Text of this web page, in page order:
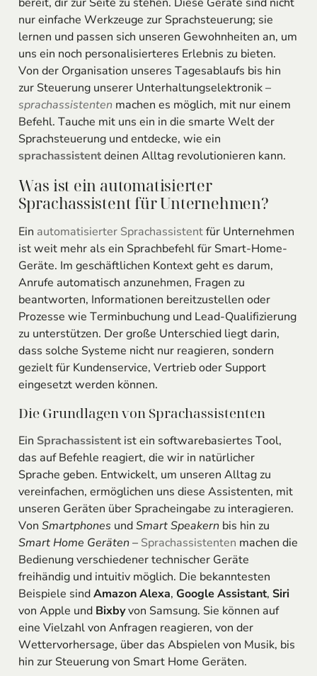
bereit, dir zur Seite zu stehen. Diese Geräte sind nicht
nur einfache Werkzeuge zur Sprachsteuerung; sie
lernen und passen sich unseren Gewohnheiten an, um
uns ein noch personalisierteres Erlebnis zu bieten.
Von der Organisation unseres Tagesablaufs bis hin
zur Steuerung unserer Unterhaltungselektronik –
sprachassistenten machen es möglich, mit nur einem
Befehl. Tauche mit uns ein in die smarte Welt der
Sprachsteuerung und entdecke, wie ein
sprachassistentdeinen Alltag revolutionieren kann.
Was ist ein automatisierter
Sprachassistent für Unternehmen?
Ein automatisierter Sprachassistentfür Unternehmen
ist weit mehr als ein Sprachbefehl für Smart-Home-
Geräte. Im geschäftlichen Kontext geht es darum,
Anrufe automatisch anzunehmen, Fragen zu
beantworten, Informationen bereitzustellen oder
Prozesse wie Terminbuchung und Lead-Qualifizierung
zu unterstützen. Der große Unterschied liegt darin,
dass solche Systeme nicht nur reagieren, sondern
gezielt für Kundenservice, Vertrieb oder Support
eingesetzt werden können.
Die Grundlagen von Sprachassistenten
Ein Sprachassistentist ein softwarebasiertes Tool,
das auf Befehle reagiert, die wir in natürlicher
Sprache geben. Entwickelt, um unseren Alltag zu
vereinfachen, ermöglichen uns diese Assistenten, mit
unseren Geräten über Spracheingabe zu interagieren.
Von Smartphones undSmart Speakernbis hin zu
Smart Home Geräten– Sprachassistenten machen die
Bedienung verschiedener technischer Geräte
freihändig und intuitiv möglich. Die bekanntesten
Beispiele sindAmazon Alexa, Google Assistant, Siri
von Apple und Bixbyvon Samsung. Sie können auf
eine Vielzahl von Anfragen reagieren, von der
Wettervorhersage, über das Abspielen von Musik, bis
hin zur Steuerung von Smart Home Geräten.